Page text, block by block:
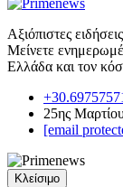
Αξιόπιστες
Μείνετε
Ελλάδα και τον
25ης
[email
Κλείσιμο